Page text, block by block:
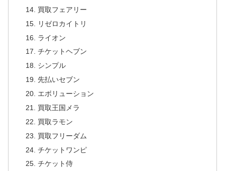
買取フェアリー
リゼロカイトリ
ライオン
チケットヘブン
シンプル
先払いセブン
エボリューション
買取王国メラ
買取ラモン
買取フリーダム
チケットワンピ
チケット侍